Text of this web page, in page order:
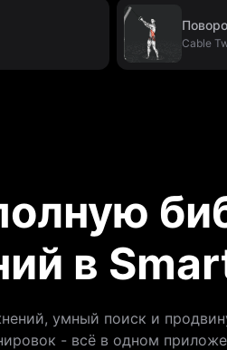
Cable
в
умный поиск и
- всё в одном